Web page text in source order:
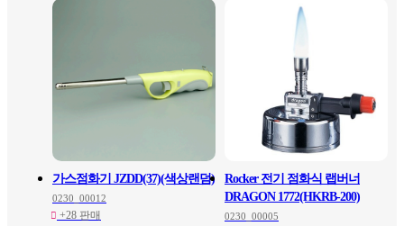
가스점화기 JZDD(37)(색상랜덤)
0230_00012
+28 판매
Rocker 전기 점화식 랩버너
DRAGON 1772(HKRB-200)
0230_00005